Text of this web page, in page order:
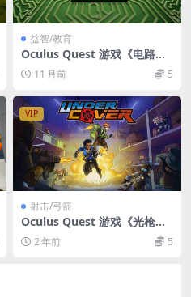
益智/教育
Oculus Quest 游戏《电路模
拟器VR》V.E.C.S. VR
11 月前 5
VIP
射击/弓箭
Oculus Quest 游戏《光枪射
击VR》Under Cover VR
2 年前 5